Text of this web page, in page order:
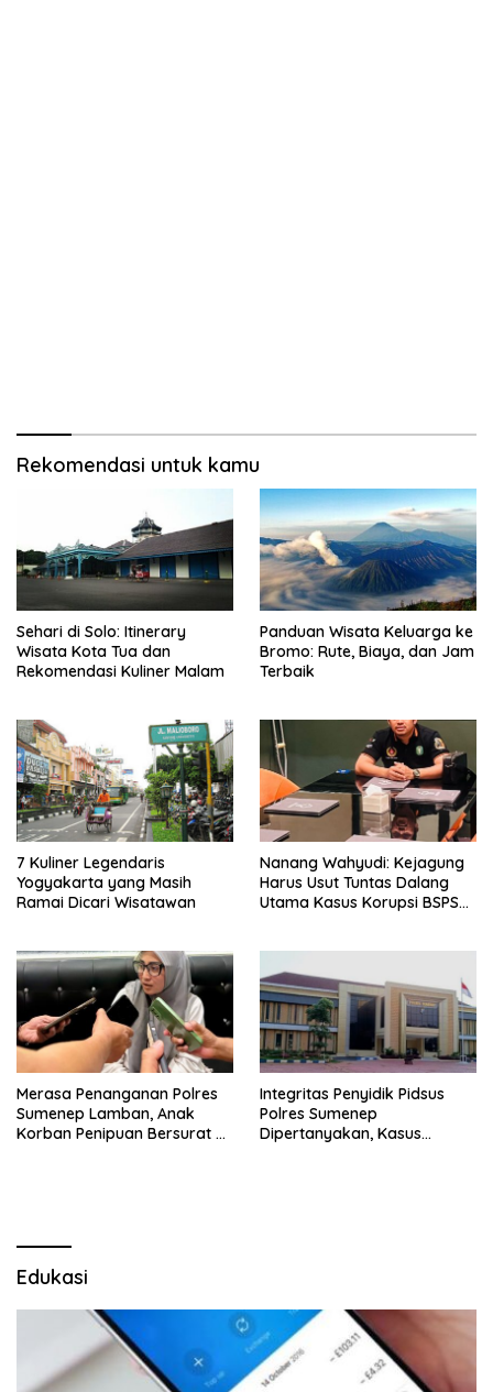
Rekomendasi untuk kamu
Sehari di Solo: Itinerary
Wisata Kota Tua dan
Rekomendasi Kuliner Malam
Panduan Wisata Keluarga ke
Bromo: Rute, Biaya, dan Jam
Terbaik
7 Kuliner Legendaris
Yogyakarta yang Masih
Ramai Dicari Wisatawan
Nanang Wahyudi: Kejagung
Harus Usut Tuntas Dalang
Utama Kasus Korupsi BSPS
Merasa Penanganan Polres
Sumenep Lamban, Anak
Korban Penipuan Bersurat ke
Integritas Penyidik Pidsus
Polres Sumenep
Dipertanyakan, Kasus
Edukasi